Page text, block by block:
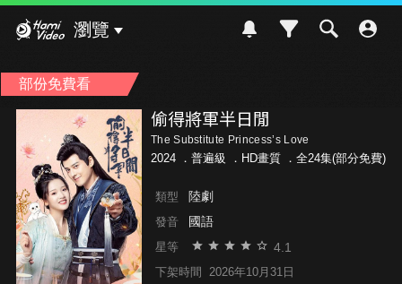
瀏覽
部份免費看
偷得將軍半日閒
The Substitute Princess’s Love
2024 ． 普遍級 ．HD畫質 ．全24集(部分免費)
類型 陸劇
發音 國語
星等 4.1
下架時間 2026年10月31日